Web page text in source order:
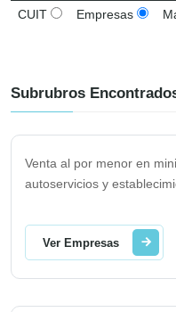
CUIT Empresas
Subrubros
Venta al por menor en
autoservicios y
Ver Empresas